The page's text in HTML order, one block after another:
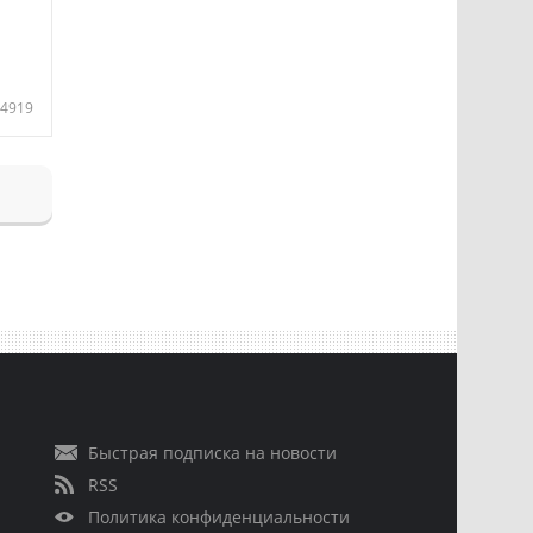
4919
Быстрая подписка на новости
RSS
Политика конфиденциальности